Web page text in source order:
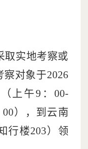
取实地考察或
察对象于2026
（上午9 ： 00-
00）
，到云南
行楼203）领